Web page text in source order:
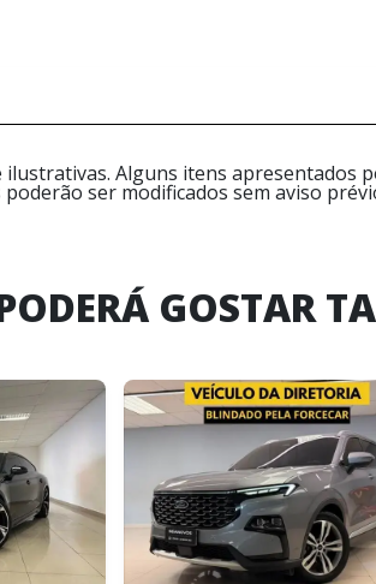
Alguns itens apresentados
poderão ser modificados sem aviso
GOSTAR